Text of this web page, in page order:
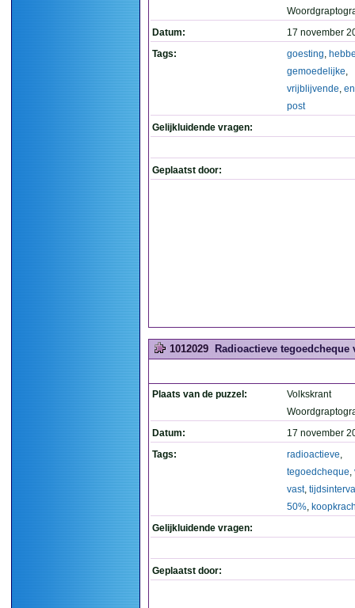
Datum:
17 november
Tags:
goesting,
gemoedelijke,
vrijblijvende,
post
Gelijkluidende vragen:
Geplaatst door:
1012029 Radioactieve
Plaats van de puzzel:
Volkskrant
Datum:
17 november
Tags:
radioactieve,
tegoedcheque,
vast,
50%,
Gelijkluidende vragen:
Geplaatst door: